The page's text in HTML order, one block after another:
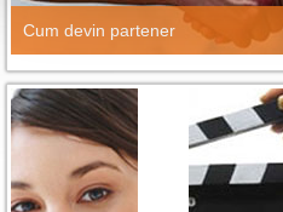
Cum devin partener